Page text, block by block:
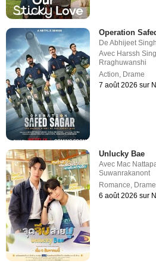
Operation
DeAbhijeet
Avec Harssh
Rraghuwanshi
Action, Drame
7 août 2026 sur
Unlucky Bae
Avec Mac
Suwanrakanont
Romance Drame
6 août 2026 sur